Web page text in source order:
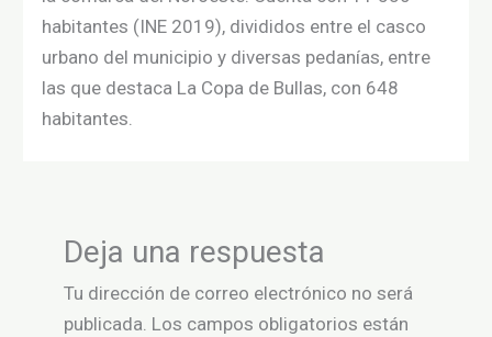
habitantes (INE 2019),​ divididos entre el casco
urbano del municipio y diversas pedanías, entre
las que destaca La Copa de Bullas, con 648
habitantes.
Deja una respuesta
Tu dirección de correo electrónico no será
publicada. Los campos obligatorios están